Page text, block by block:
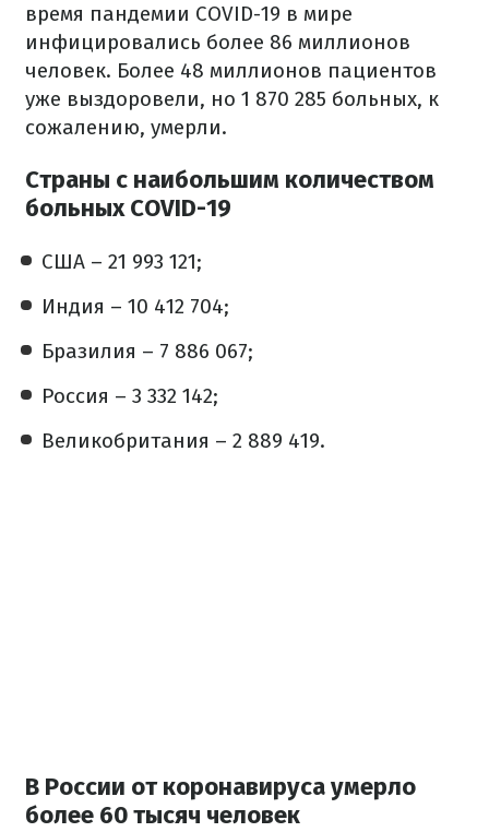
время пандемии COVID-19 в мире
инфицировались более 86 миллионов
человек. Более 48 миллионов пациентов
уже выздоровели, но 1 870 285 больных, к
сожалению, умерли.
Страны с наибольшим количеством
больных COVID-19
США – 21 993 121;
Индия – 10 412 704;
Бразилия – 7 886 067;
Россия – 3 332 142;
Великобритания – 2 889 419.
В России от коронавируса умерло
более 60 тысяч человек